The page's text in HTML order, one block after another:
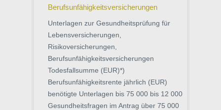
Berufsunfähigkeitsversicherungen
Unterlagen zur Gesundheitsprüfung für
Lebensversicherungen,
Risikoversicherungen,
Berufsunfähigkeitsversicherungen
Todesfallsumme (EUR)*)
Berufsunfähigkeitsrente jährlich (EUR)
benötigte Unterlagen bis 75 000 bis 12 000
Gesundheitsfragen im Antrag über 75 000